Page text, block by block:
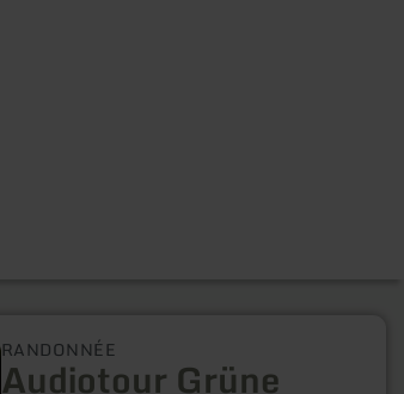
RANDONNÉE
Audiotour Grüne